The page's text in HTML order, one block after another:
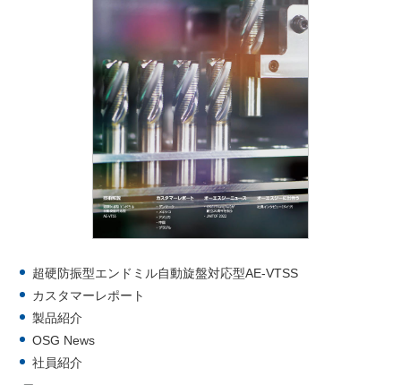
超硬防振型エンドミル自動旋盤対応型AE-VTSS
カスタマーレポート
製品紹介
OSG News
社員紹介